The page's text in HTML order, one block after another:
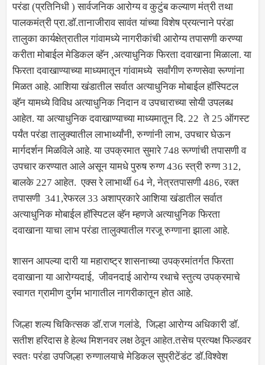
परंडा (प्रतिनिधी ) सार्वजनिक आरोग्य व कुटुंब कल्याण मंत्री तथा
पालकमंत्री प्रा.डॉ.तानाजीराव सावंत यांच्या विशेष प्रयत्नाने परंडा
तालुका कार्यक्षेत्रातील गांवामध्ये नागरीकांची आरोग्य तपासणी करण्या
करीता मोबाईल मेडिकल व्हॅन ,अत्याधुनिक फिरता दवाखाना मिळाला. या
फिरता दवाखाण्याच्या माध्यमातून गांवामध्ये सर्वांगीण रुग्णसेवा रूग्णांना
मिळत आहे. आशिया खंडातील सर्वात अत्याधुनिक मोबाईल हॉस्पिटल
व्हॅन यामध्ये विविध अत्याधुनिक निदान व उपचाराच्या सोयी उपलब्ध
आहेत. या अत्याधुनिक दवाखाण्याच्या माध्यमातून दि. 22 ते 25 ऑगस्ट
पर्यंत परंडा तालुक्यातील लाभार्थ्यांनी, रुग्णांनी लाभ, उपचार घेऊन
मार्गदर्शन मिळविले आहे. या उपक्रमात सुमारे 748 रूग्णांची तपासणी व
उपचार करण्यात आले असून यामधे पुरुष रुग्ण 436 स्त्री रुग्ण 312,
बालके 227 आहेत. एक्स रे लाभार्थी 64 ने, नेत्रतपासणी 486, रक्त
तपासणी 341,रेफरल 33 अशाप्रकारे आशिया खंडातील सर्वात
अत्याधुनिक मोबाईल हॉस्पिटल व्हॅन म्हणजे अत्याधुनिक फिरता
दवाखाना याचा लाभ परंडा तालुक्यातील गरजू रुग्णाना झाला आहे.
शासन आपल्या दारी या महाराष्ट्र शासनाच्या उपक्रमांतर्गत फिरता
दवाखाना या आरोग्यदाई, जीवनदाई आरोग्य रथाचे स्तुत्य उपक्रमाचे
स्वागत ग्रामीण दुर्गम भागातील नागरीकातून होत आहे.
जिल्हा शल्य चिकित्सक डॉ.राज गलांडे, जिल्हा आरोग्य अधिकारी डॉ.
सतीश हरिदास हे हेल्थ मिशनवर लक्ष ठेवून आहेत.तसेच प्रत्यक्ष फिल्डवर
स्वतः परंडा उपजिल्हा रुग्णालयाचे मेडिकल सुप्रीटेंडंट डॉ.विश्वेश